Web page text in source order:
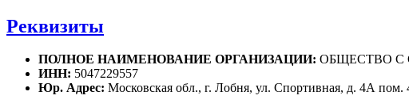
Реквизиты
ПОЛНОЕ НАИМЕНОВАНИЕ ОРГАНИЗАЦИИ: ОБЩЕСТВО С
ИНН: 5047229557
Юр. Адрес: Московская обл., г. Лобня, ул. Спортивная, д. 4А пом.